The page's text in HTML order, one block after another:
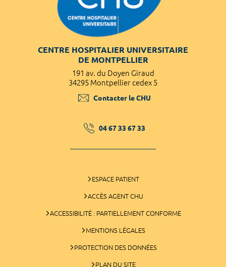
CENTRE HOSPITALIER UNIVERSITAIRE
DE MONTPELLIER
191 av. du Doyen Giraud
34295 Montpellier cedex 5
Contacter le CHU
04 67 33 67 33
ESPACE PATIENT
ACCÈS AGENT CHU
ACCESSIBILITÉ : PARTIELLEMENT CONFORME
MENTIONS LÉGALES
PROTECTION DES DONNÉES
PLAN DU SITE